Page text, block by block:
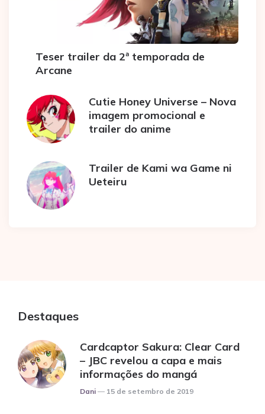
Teser trailer da 2ª temporada de
Arcane
Cutie Honey Universe – Nova
imagem promocional e
trailer do anime
Trailer de Kami wa Game ni
Ueteiru
Destaques
Cardcaptor Sakura: Clear Card
– JBC revelou a capa e mais
informações do mangá
Posted
Dani 15 de setembro de 2019